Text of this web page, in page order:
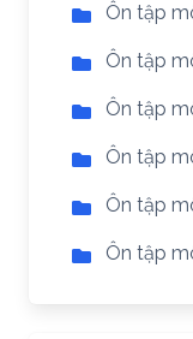
Ôn tập
Ôn tập
Ôn tập
Ôn tập
Ôn tập
Ôn tập